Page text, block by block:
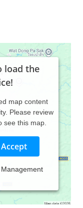
load the
map content
Please review
see this map.
Accept
und